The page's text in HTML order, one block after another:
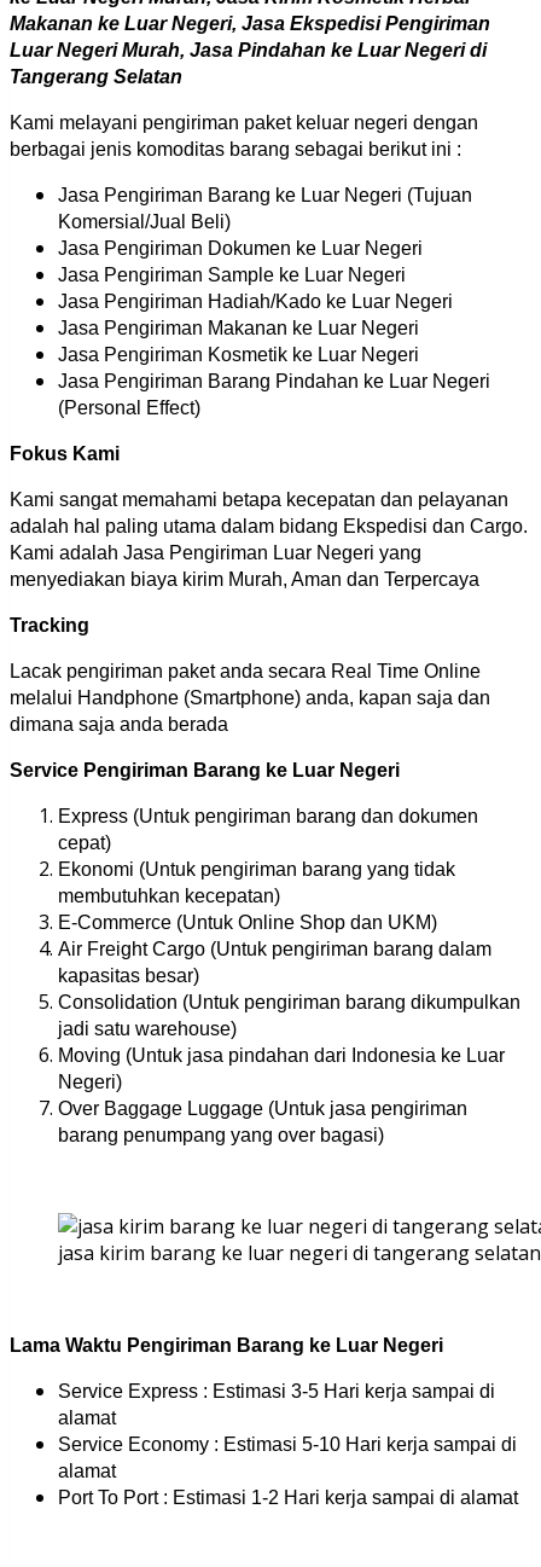
Makanan ke Luar Negeri, Jasa Ekspedisi Pengiriman
Luar Negeri Murah, Jasa Pindahan ke Luar Negeri di
Tangerang Selatan
Kami melayani pengiriman paket keluar negeri dengan
berbagai jenis komoditas barang sebagai berikut ini :
Jasa Pengiriman Barang ke Luar Negeri (Tujuan
Komersial/Jual Beli)
Jasa Pengiriman Dokumen ke Luar Negeri
Jasa Pengiriman Sample ke Luar Negeri
Jasa Pengiriman Hadiah/Kado ke Luar Negeri
Jasa Pengiriman Makanan ke Luar Negeri
Jasa Pengiriman Kosmetik ke Luar Negeri
Jasa Pengiriman Barang Pindahan ke Luar Negeri
(Personal Effect)
Fokus Kami
Kami sangat memahami betapa kecepatan dan pelayanan
adalah hal paling utama dalam bidang Ekspedisi dan Cargo.
Kami adalah Jasa Pengiriman Luar Negeri yang
menyediakan biaya kirim Murah, Aman dan Terpercaya
Tracking
Lacak pengiriman paket anda secara Real Time Online
melalui Handphone (Smartphone) anda, kapan saja dan
dimana saja anda berada
Service Pengiriman Barang ke Luar Negeri
Express (Untuk pengiriman barang dan dokumen
cepat)
Ekonomi (Untuk pengiriman barang yang tidak
membutuhkan kecepatan)
E-Commerce (Untuk Online Shop dan UKM)
Air Freight Cargo (Untuk pengiriman barang dalam
kapasitas besar)
Consolidation (Untuk pengiriman barang dikumpulkan
jadi satu warehouse)
Moving (Untuk jasa pindahan dari Indonesia ke Luar
Negeri)
Over Baggage Luggage (Untuk jasa pengiriman
barang penumpang yang over bagasi)
jasa kirim barang ke luar negeri di tangerang selatan
Lama Waktu Pengiriman Barang ke Luar Negeri
Service Express : Estimasi 3-5 Hari kerja sampai di
alamat
Service Economy : Estimasi 5-10 Hari kerja sampai di
alamat
Port To Port : Estimasi 1-2 Hari kerja sampai di alamat